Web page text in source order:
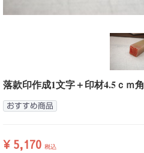
落款印作成1文字＋印材4.5ｃｍ角
おすすめ商品
¥ 5,170 税込